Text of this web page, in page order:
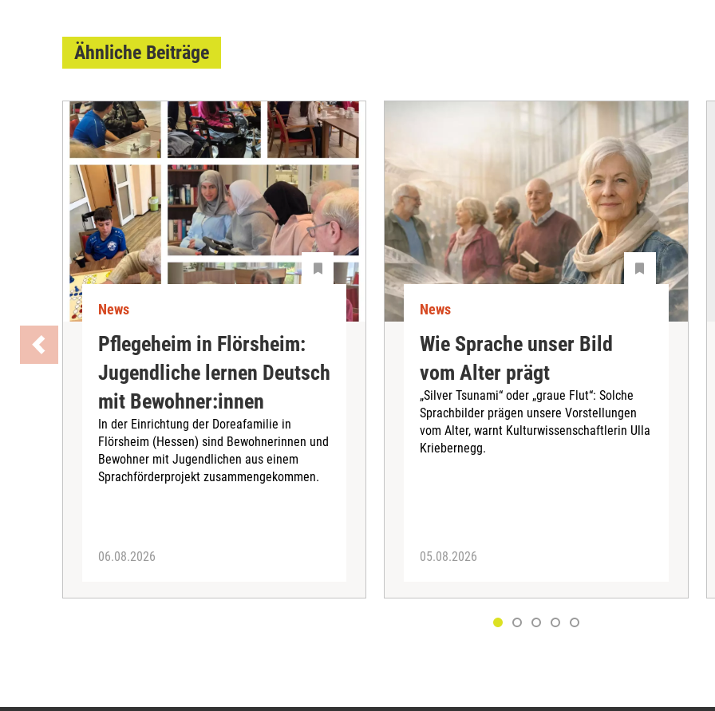
Ähnliche Beiträge
News
Pflegeheim in Flörsheim:
Jugendliche lernen Deutsch
mit Bewohner:innen
In der Einrichtung der Doreafamilie in
Flörsheim (Hessen) sind Bewohnerinnen und
Bewohner mit Jugendlichen aus einem
Sprachförderprojekt zusammengekommen.
06.08.2026
News
Wie Sprache unser Bild
vom Alter prägt
„Silver Tsunami“ oder „graue Flut“: Solche
Sprachbilder prägen unsere Vorstellungen
vom Alter, warnt Kulturwissenschaftlerin Ulla
Kriebernegg.
05.08.2026